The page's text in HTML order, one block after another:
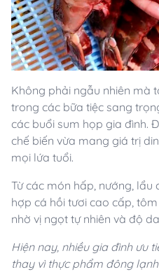
Không phải ngẫu nhiên mà
trong các bữa tiệc sang
các buổi sum họp gia đình.
chế biến vừa mang giá trị
mọi lứa tuổi.
Từ các món hấp, nướng, lẩu
hợp cá hồi tươi cao cấp,
nhờ vị ngọt tự nhiên và độ
Hiện nay, nhiều gia đình ưu
thay vì thực phẩm đông